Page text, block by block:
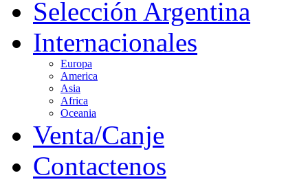
Selección Argentina
Internacionales
Europa
America
Asia
Africa
Oceania
Venta/Canje
Contactenos